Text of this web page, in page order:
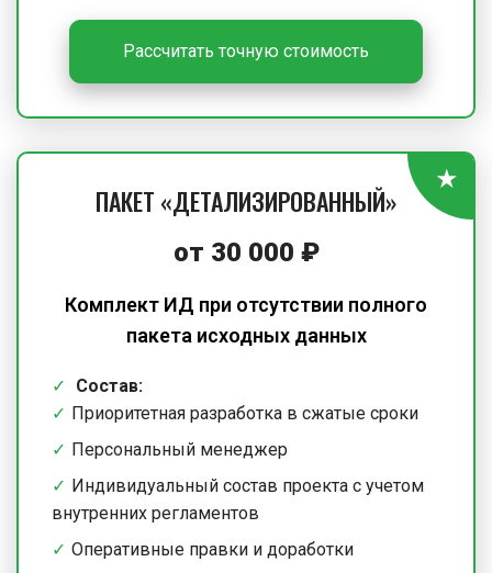
Рассчитать точную стоимость
ПАКЕТ «ДЕТАЛИЗИРОВАННЫЙ»
от 30 000 ₽
Комплект ИД при отсутствии полного
пакета исходных данных
Состав:
Приоритетная разработка в сжатые сроки
Персональный менеджер
Индивидуальный состав проекта с учетом
внутренних регламентов
Оперативные правки и доработки